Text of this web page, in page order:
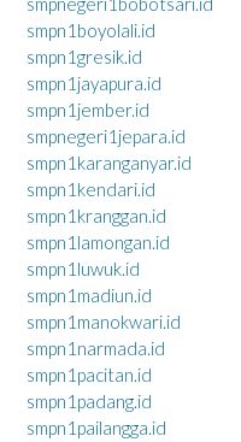
smpn1boyolali.id
smpn1gresik.id
smpn1jayapura.id
smpn1jember.id
smpnegeri1jepara.id
smpn1karanganyar.id
smpn1kendari.id
smpn1kranggan.id
smpn1lamongan.id
smpn1luwuk.id
smpn1madiun.id
smpn1manokwari.id
smpn1narmada.id
smpn1pacitan.id
smpn1padang.id
smpn1pailangga.id